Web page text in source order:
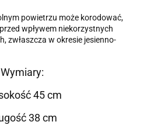
powietrzu może korodować,
wpływem niekorzystnych
zwłaszcza w okresie jesienno-
Wymiary:
45 cm
38 cm